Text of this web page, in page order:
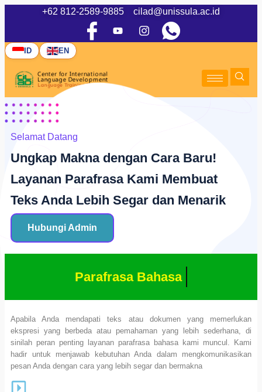
+62 812-2589-9885 cilad@unissula.ac.id
ID EN
Selamat Datang
Ungkap Makna dengan Cara Baru!
Layanan Parafrasa Kami Membuat
Teks Anda Lebih Segar dan Menarik
Hubungi Admin
Parafrasa Bahasa Internasional
Apabila Anda mendapati teks atau dokumen yang memerlukan
ekspresi yang berbeda atau pemahaman yang lebih sederhana, di
sinilah peran penting layanan parafrasa bahasa kami muncul. Kami
hadir untuk menjawab kebutuhan Anda dalam mengkomunikasikan
pesan Anda dengan cara yang lebih segar dan bermakna